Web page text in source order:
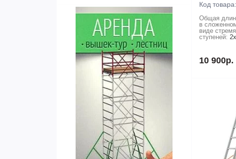
Код товара:
Общая
в
виде
ступеней:
10 900р.